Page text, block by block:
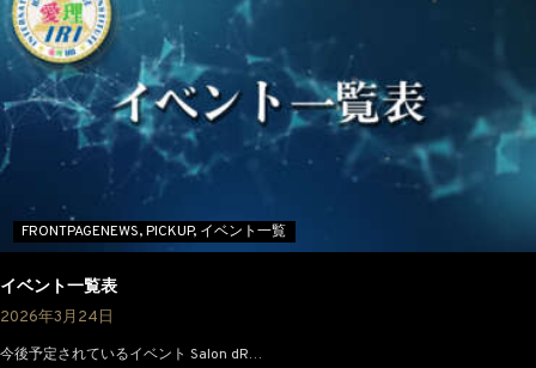
FRONTPAGENEWS,PICKUP, イベント一覧
イベント一覧表
2026年3月24日
今後予定されているイベント Salon dR…